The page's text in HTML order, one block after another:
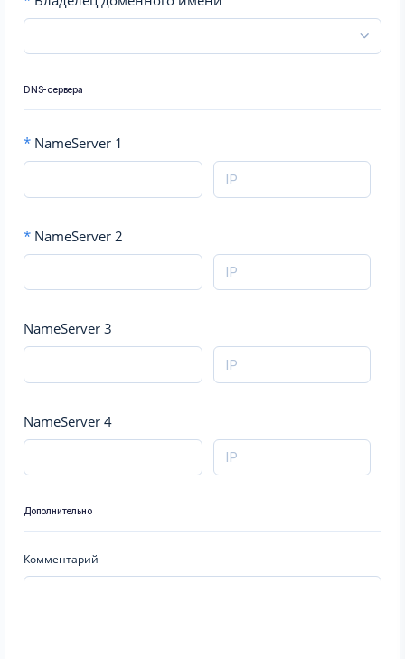
DNS-сервера
* NameServer 1
* NameServer 2
NameServer 3
NameServer 4
Дополнительно
Комментарий